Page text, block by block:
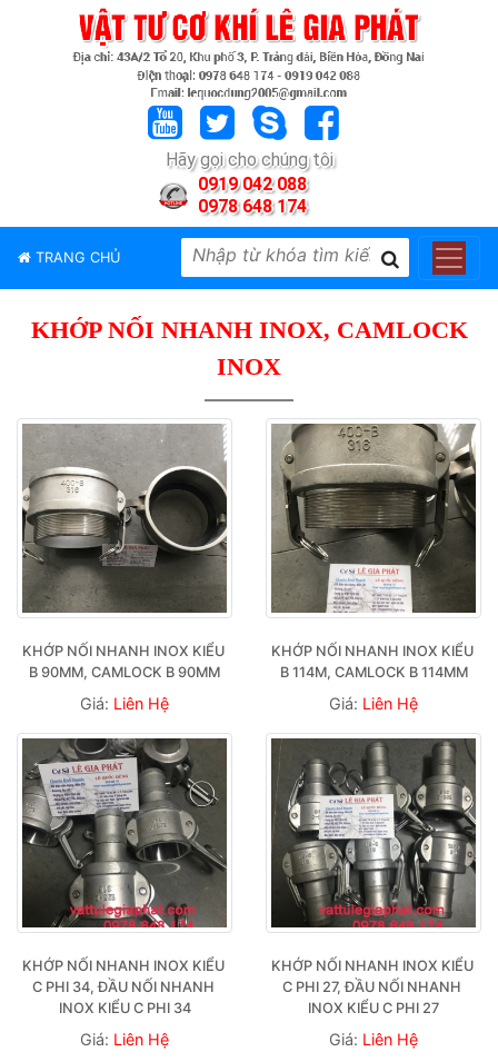
Hãy gọi cho chúng tôi
0919 042 088
0978 648 174
TRANG CHỦ
PHẨM
HIỆU
KHỚP NỐI NHANH INOX, CAMLOCK
INOX
KHỚP NỐI NHANH INOX KIỂU
B 90MM, CAMLOCK B 90MM
Giá: Liên Hệ
KHỚP NỐI NHANH INOX KIỂU
B 114M, CAMLOCK B 114MM
Giá: Liên Hệ
KHỚP NỐI NHANH INOX KIỂU
C PHI 34, ĐẦU NỐI NHANH
INOX KIỂU C PHI 34
Giá: Liên Hệ
KHỚP NỐI NHANH INOX KIỂU
C PHI 27, ĐẦU NỐI NHANH
INOX KIỂU C PHI 27
Giá: Liên Hệ